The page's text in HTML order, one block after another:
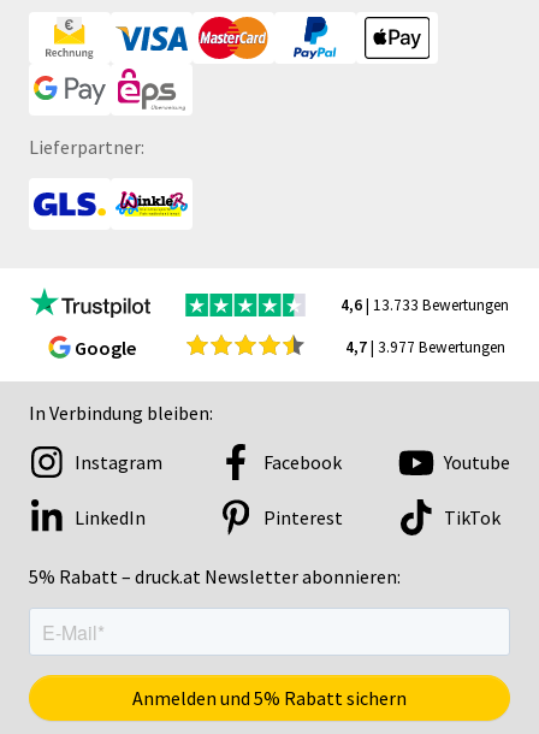
Lieferpartner:
4,6| 13.733 Bewertungen
Google 4,7| 3.977 Bewertungen
In Verbindung bleiben:
5% Rabatt – druck.at Newsletter abonnieren:
Instagram Facebook Youtube
LinkedIn Pinterest TikTok